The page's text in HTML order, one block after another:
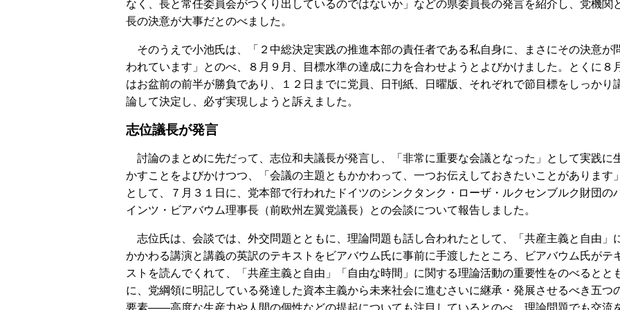
なく、長と常任委員会がつくり出しているのではないか」などの県委員長の発言を紹介し、党機関
長の決意が大事だとのべました。
そのうえで小池氏は、「２中総決定実践の推進本部の責任者である私自身に、まさにその決意が
われています」とのべ、８月９月、目標水準の達成に力を合わせようとよびかけました。とくに８
はお盆前の前半が勝負であり、１２日までに党員、日刊紙、日曜版、それぞれで節目標をしっかり
論して決定し、必ず実現しようと訴えました。
志位議長が発言
討論のまとめに先だって、志位和夫議長が発言し、「非常に重要な会議となった」として実践に
かすことをよびかけつつ、「会議の主題ともかかわって、一つお伝えしておきたいことがあります」
として、７月３１日に、党本部で行われたドイツのシンクタンク・ローザ・ルクセンブルク財団の
インツ・ビアバウム理事長（前欧州左翼党議長）との会談について報告しました。
志位氏は、会談では、外交問題とともに、理論問題も話し合われたとして、「共産主義と自由」
かかわる講演と講義の英訳のテキストをビアバウム氏に事前に手渡したところ、ビアバウム氏がテ
ストを読んでくれて、「共産主義と自由」「自由な時間」に関する理論活動の重要性をのべるとと
に、党綱領に明記している発達した資本主義から未来社会に進むさいに継承・発展させるべき五つ